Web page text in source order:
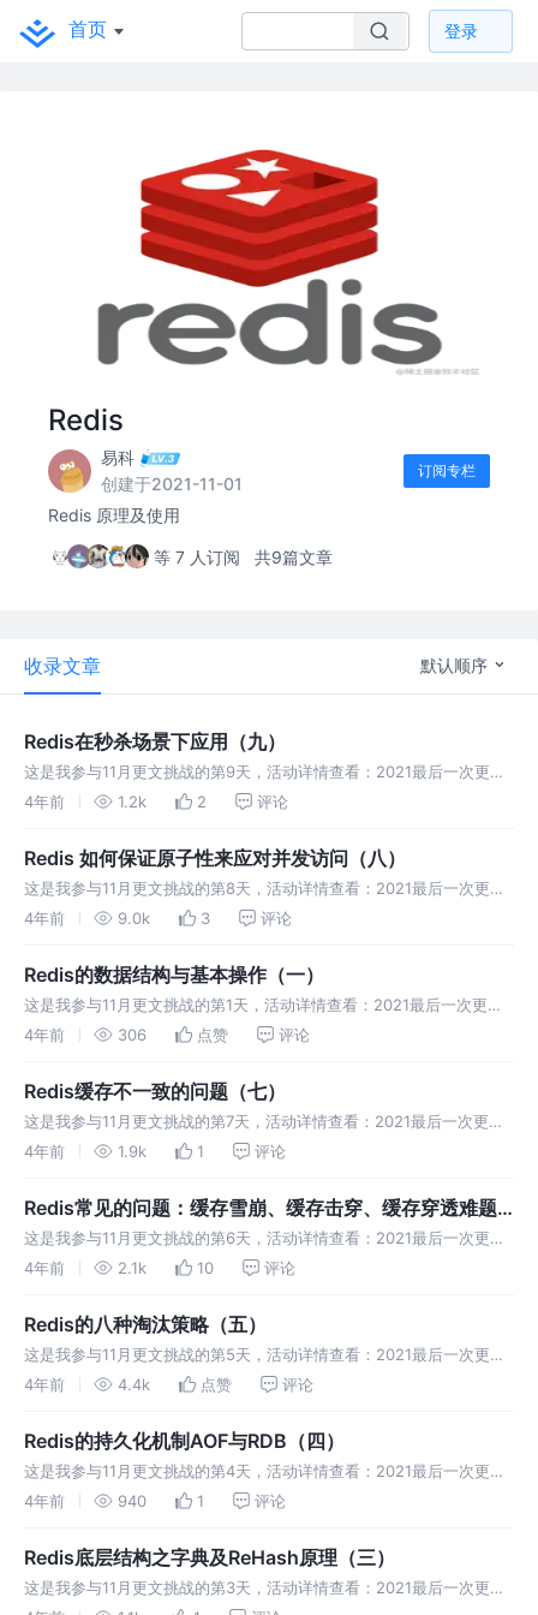
首页 登录
Redis
易科
创建于2021-11-01
订阅专栏
Redis 原理及使用
等 7 人订阅 共9篇文章
收录文章 默认顺序
Redis在秒杀场景下应用（九）
这是我参与11月更文挑战的第9天，活动详情查看：2021最后一次更文
挑战 秒杀场景下，需要注意几个问题： Redis在秒杀场景中需要缓存哪
4年前 1.2k 2 评论
Redis 如何保证原子性来应对并发访问（八）
这是我参与11月更文挑战的第8天，活动详情查看：2021最后一次更文
挑战 ​ 在使用Redis时不可避免地会遇到并发访问的问题，比如多个用户
4年前 9.0k 3 评论
Redis的数据结构与基本操作（一）
这是我参与11月更文挑战的第1天，活动详情查看：2021最后一次更文
挑战 Redis 简介 Redis的数据结构 ​ Redis共有5种数据结构，分别为字
4年前 306 点赞 评论
Redis缓存不一致的问题（七）
这是我参与11月更文挑战的第7天，活动详情查看：2021最后一次更文
挑战 缓存不一致的情况有两种： Redis缓存中是旧值； 数据库中值是
4年前 1.9k 1 评论
Redis常见的问题：缓存雪崩、缓存击穿、缓存穿透难题
（六）
这是我参与11月更文挑战的第6天，活动详情查看：2021最后一次更文
挑战 Redis 缓存异常常见的问题有缓存雪崩、缓存击穿、缓存穿透。这
4年前 2.1k 10 评论
Redis的八种淘汰策略（五）
这是我参与11月更文挑战的第5天，活动详情查看：2021最后一次更文
挑战 我们知道Redis缓存使用内存来保存数据，但内存大小毕竟有限，
这
4年前 4.4k 点赞 评论
Redis的持久化机制AOF与RDB（四）
这是我参与11月更文挑战的第4天，活动详情查看：2021最后一次更文
挑战 Redis的持久化机制AOF与RDB ​ 因为Redis是内存数据库，意味着
4年前 940 1 评论
Redis底层结构之字典及ReHash原理（三）
这是我参与11月更文挑战的第3天，活动详情查看：2021最后一次更文